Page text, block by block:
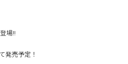
場!!
発売予定！